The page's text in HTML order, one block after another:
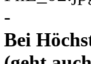
-
Bei